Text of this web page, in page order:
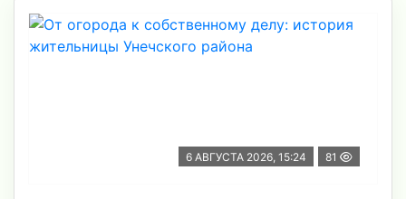
6 АВГУСТА 2026, 15:24 81